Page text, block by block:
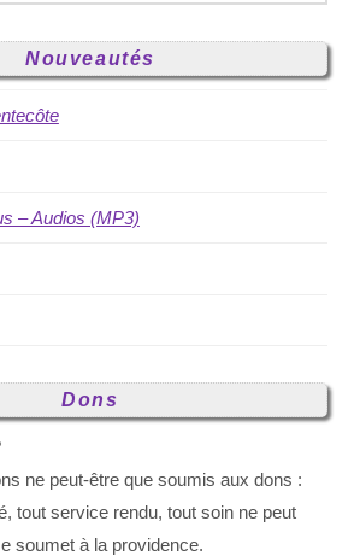
Nouveautés
– Audios (MP3)
Dons
ne peut-être que soumis aux dons :
tout service rendu, tout soin ne peut
soumet à la providence.